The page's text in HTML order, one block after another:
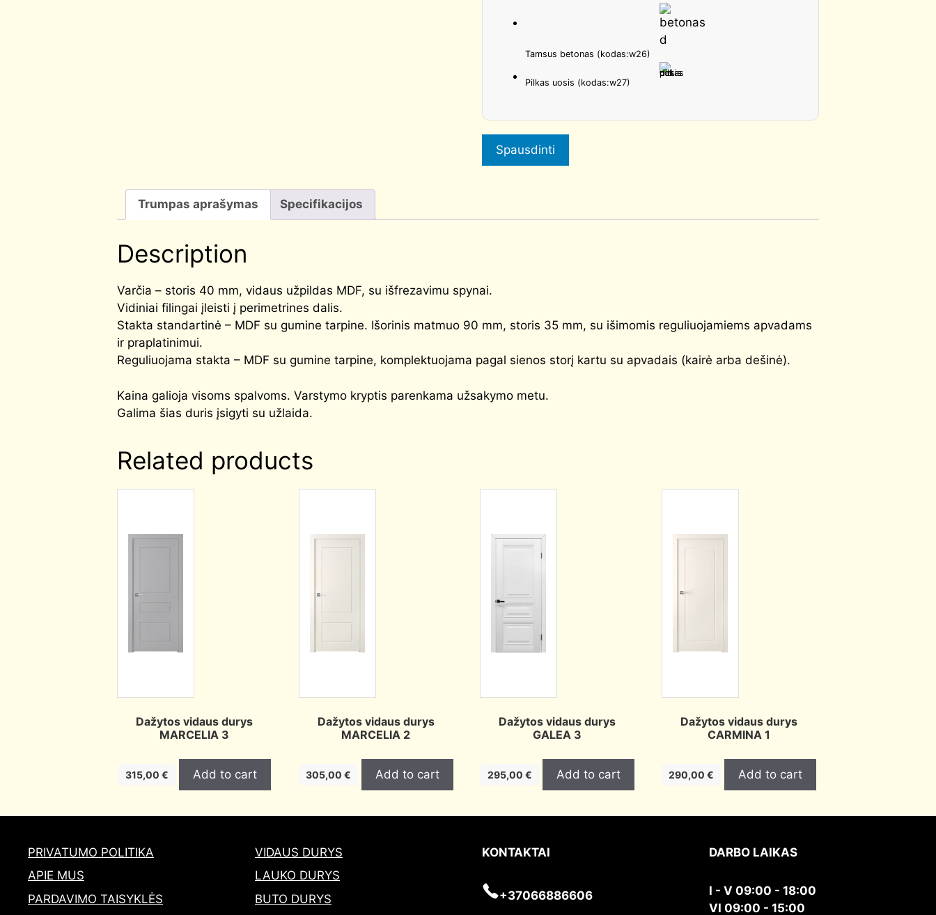
Tamsus betonas (kodas:w26)
Pilkas uosis (kodas:w27)
Spausdinti
Trumpas aprašymas Specifikacijos
Description
Varčia – storis 40 mm, vidaus užpildas MDF, su išfrezavimu spynai.
Vidiniai filingai įleisti į perimetrines dalis.
Stakta standartinė – MDF su gumine tarpine. Išorinis matmuo 90 mm, storis 35 mm, su išimomis reguliuojamiems apvadams
ir praplatinimui.
Reguliuojama stakta – MDF su gumine tarpine, komplektuojama pagal sienos storį kartu su apvadais (kairė arba dešinė).
Kaina galioja visoms spalvoms. Varstymo kryptis parenkama užsakymo metu.
Galima šias duris įsigyti su užlaida.
Related products
Dažytos vidaus durys
MARCELIA 3
315,00 € Add to cart
Dažytos vidaus durys
MARCELIA 2
305,00 € Add to cart
Dažytos vidaus durys
GALEA 3
295,00 € Add to cart
Dažytos vidaus durys
CARMINA 1
290,00 € Add to cart
PRIVATUMO POLITIKA
APIE MUS
PARDAVIMO TAISYKLĖS
VIDAUS DURYS
LAUKO DURYS
BUTO DURYS
KONTAKTAI
+37066886606
DARBO LAIKAS
I - V 09:00 - 18:00
VI 09:00 - 15:00